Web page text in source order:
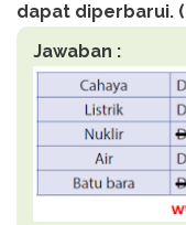
dapat diperbarui.
Jawaban :